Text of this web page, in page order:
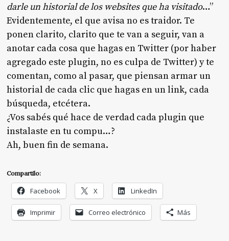
darle un historial de los websites que ha visitado…”
Evidentemente, el que avisa no es traidor. Te
ponen clarito, clarito que te van a seguir, van a
anotar cada cosa que hagas en Twitter (por haber
agregado este plugin, no es culpa de Twitter) y te
comentan, como al pasar, que piensan armar un
historial de cada clic que hagas en un link, cada
búsqueda, etcétera.
¿Vos sabés qué hace de verdad cada plugin que
instalaste en tu compu…?
Ah, buen fin de semana.
Compartilo:
Facebook X LinkedIn
Imprimir Correo electrónico Más